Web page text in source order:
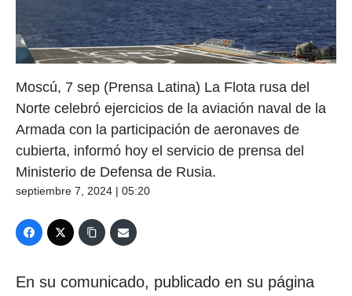
Moscú, 7 sep (Prensa Latina) La Flota rusa del
Norte celebró ejercicios de la aviación naval de la
Armada con la participación de aeronaves de
cubierta, informó hoy el servicio de prensa del
Ministerio de Defensa de Rusia.
septiembre 7, 2024 | 05:20
En su comunicado, publicado en su página